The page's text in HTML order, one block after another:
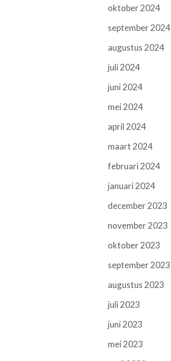
oktober 2024
september 2024
augustus 2024
juli 2024
juni 2024
mei 2024
april 2024
maart 2024
februari 2024
januari 2024
december 2023
november 2023
oktober 2023
september 2023
augustus 2023
juli 2023
juni 2023
mei 2023